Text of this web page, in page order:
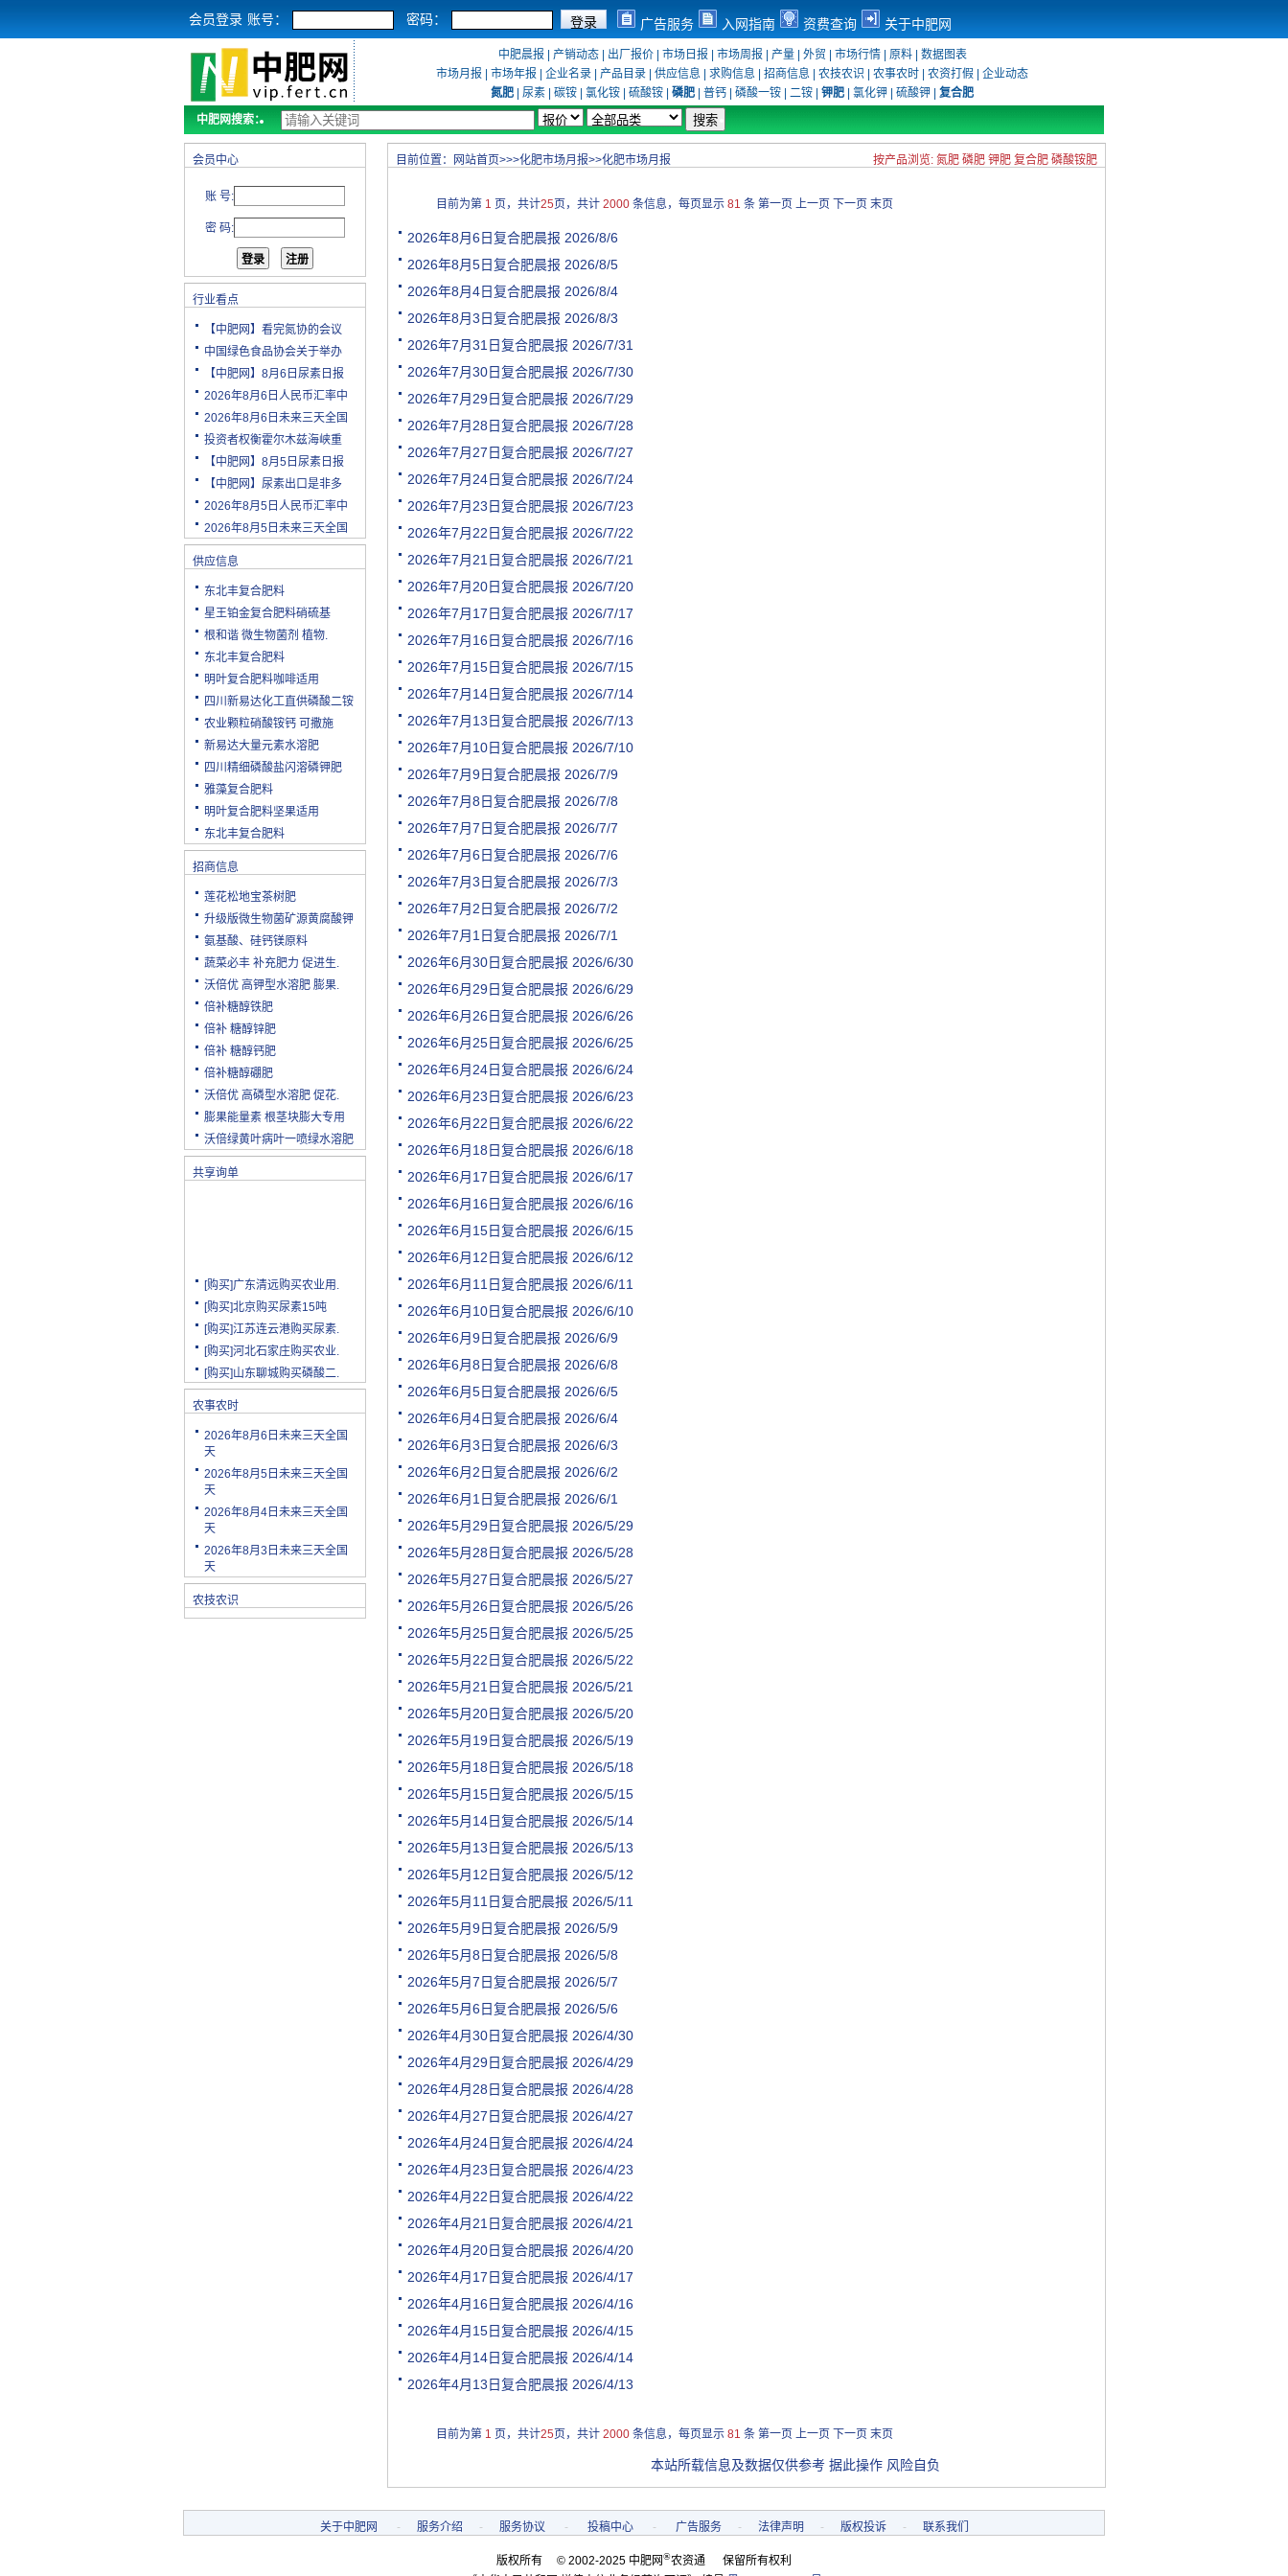
会员登录 账号： 密码： 广告服务 入网指南 资费查询 关于中肥网
中肥晨报 产销动态| 出厂报价| 市场日报 市场周报 产量| 外贸 市场行情| 原料| 数据图表
市场月报
市场年报 企业名录 产品目录 供应信息 求购信息 招商信息 农技农识 农事农时 农资打假
企业动态
氮肥
尿素 碳铵 氯化铵 硫酸铵 磷肥 普钙 磷酸一铵 二铵 钾肥 氯化钾 硫酸钾
复合肥
中肥网搜索：
会员中心
账 号:
密 码:
行业看点
【中肥网】看完氮协的会议
中国绿色食品协会关于举办
【中肥网】8月6日尿素日报
2026年8月6日人民币汇率中
2026年8月6日未来三天全国
投资者权衡霍尔木兹海峡重
【中肥网】8月5日尿素日报
【中肥网】尿素出口是非多
2026年8月5日人民币汇率中
2026年8月5日未来三天全国
供应信息
东北丰复合肥料
星王铂金复合肥料硝硫基
根和谐 微生物菌剂 植物.
东北丰复合肥料
明叶复合肥料咖啡适用
四川新易达化工直供磷酸二铵
农业颗粒硝酸铵钙 可撒施
新易达大量元素水溶肥
四川精细磷酸盐闪溶磷钾肥
雅藻复合肥料
明叶复合肥料坚果适用
东北丰复合肥料
招商信息
莲花松地宝茶树肥
升级版微生物菌矿源黄腐酸钾
氨基酸、硅钙镁原料
蔬菜必丰 补充肥力 促进生.
沃倍优 高钾型水溶肥 膨果.
倍补糖醇铁肥
倍补 糖醇锌肥
倍补 糖醇钙肥
倍补糖醇硼肥
沃倍优 高磷型水溶肥 促花.
膨果能量素 根茎块膨大专用
沃倍绿黄叶病叶一喷绿水溶肥
共享询单
[购买]北京购买尿素15吨
[购买]江苏连云港购买尿素.
[购买]河北石家庄购买农业.
[购买]山东聊城购买磷酸二.
[购买]陕西渭南购买小麦配.
[购买]云南玉溪购买尿素10.
[购买]山东潍坊购买复合肥.
[购买]河南安阳购买二铵20.
[购买]四川绵阳购买尿素2.
[购买]天津购买小颗粒尿素.
[购买]内蒙古购买复合肥10.
[购买]天津购买大颗粒尿素.
[购买]河南新乡购买冲施肥.
[购买]山东济宁购买尿素10.
[代理]陕西渭南代理小麦配.
[购买]湖北襄阳购买氯化铵.
[购买]安徽购买有机肥料5.
农事农时
2026年8月6日未来三天全国
天
2026年8月5日未来三天全国
天
2026年8月4日未来三天全国
天
2026年8月3日未来三天全国
天
农技农识
目前位置： 网站首页>>>化肥市场月报>>化肥市场月报 按产品浏览: 氮肥 磷肥 钾肥 复合肥 磷酸铵肥
目前为第 1 页，共计25 页，共计 2000条信息，每页显示 81 条 第一页 上一页 下一页 末页
2026年8月6日复合肥晨报 2026/8/6
2026年8月5日复合肥晨报 2026/8/5
2026年8月4日复合肥晨报 2026/8/4
2026年8月3日复合肥晨报 2026/8/3
2026年7月31日复合肥晨报 2026/7/31
2026年7月30日复合肥晨报 2026/7/30
2026年7月29日复合肥晨报 2026/7/29
2026年7月28日复合肥晨报 2026/7/28
2026年7月27日复合肥晨报 2026/7/27
2026年7月24日复合肥晨报 2026/7/24
2026年7月23日复合肥晨报 2026/7/23
2026年7月22日复合肥晨报 2026/7/22
2026年7月21日复合肥晨报 2026/7/21
2026年7月20日复合肥晨报 2026/7/20
2026年7月17日复合肥晨报 2026/7/17
2026年7月16日复合肥晨报 2026/7/16
2026年7月15日复合肥晨报 2026/7/15
2026年7月14日复合肥晨报 2026/7/14
2026年7月13日复合肥晨报 2026/7/13
2026年7月10日复合肥晨报 2026/7/10
2026年7月9日复合肥晨报 2026/7/9
2026年7月8日复合肥晨报 2026/7/8
2026年7月7日复合肥晨报 2026/7/7
2026年7月6日复合肥晨报 2026/7/6
2026年7月3日复合肥晨报 2026/7/3
2026年7月2日复合肥晨报 2026/7/2
2026年7月1日复合肥晨报 2026/7/1
2026年6月30日复合肥晨报 2026/6/30
2026年6月29日复合肥晨报 2026/6/29
2026年6月26日复合肥晨报 2026/6/26
2026年6月25日复合肥晨报 2026/6/25
2026年6月24日复合肥晨报 2026/6/24
2026年6月23日复合肥晨报 2026/6/23
2026年6月22日复合肥晨报 2026/6/22
2026年6月18日复合肥晨报 2026/6/18
2026年6月17日复合肥晨报 2026/6/17
2026年6月16日复合肥晨报 2026/6/16
2026年6月15日复合肥晨报 2026/6/15
2026年6月12日复合肥晨报 2026/6/12
2026年6月11日复合肥晨报 2026/6/11
2026年6月10日复合肥晨报 2026/6/10
2026年6月9日复合肥晨报 2026/6/9
2026年6月8日复合肥晨报 2026/6/8
2026年6月5日复合肥晨报 2026/6/5
2026年6月4日复合肥晨报 2026/6/4
2026年6月3日复合肥晨报 2026/6/3
2026年6月2日复合肥晨报 2026/6/2
2026年6月1日复合肥晨报 2026/6/1
2026年5月29日复合肥晨报 2026/5/29
2026年5月28日复合肥晨报 2026/5/28
2026年5月27日复合肥晨报 2026/5/27
2026年5月26日复合肥晨报 2026/5/26
2026年5月25日复合肥晨报 2026/5/25
2026年5月22日复合肥晨报 2026/5/22
2026年5月21日复合肥晨报 2026/5/21
2026年5月20日复合肥晨报 2026/5/20
2026年5月19日复合肥晨报 2026/5/19
2026年5月18日复合肥晨报 2026/5/18
2026年5月15日复合肥晨报 2026/5/15
2026年5月14日复合肥晨报 2026/5/14
2026年5月13日复合肥晨报 2026/5/13
2026年5月12日复合肥晨报 2026/5/12
2026年5月11日复合肥晨报 2026/5/11
2026年5月9日复合肥晨报 2026/5/9
2026年5月8日复合肥晨报 2026/5/8
2026年5月7日复合肥晨报 2026/5/7
2026年5月6日复合肥晨报 2026/5/6
2026年4月30日复合肥晨报 2026/4/30
2026年4月29日复合肥晨报 2026/4/29
2026年4月28日复合肥晨报 2026/4/28
2026年4月27日复合肥晨报 2026/4/27
2026年4月24日复合肥晨报 2026/4/24
2026年4月23日复合肥晨报 2026/4/23
2026年4月22日复合肥晨报 2026/4/22
2026年4月21日复合肥晨报 2026/4/21
2026年4月20日复合肥晨报 2026/4/20
2026年4月17日复合肥晨报 2026/4/17
2026年4月16日复合肥晨报 2026/4/16
2026年4月15日复合肥晨报 2026/4/15
2026年4月14日复合肥晨报 2026/4/14
2026年4月13日复合肥晨报 2026/4/13
目前为第 1 页，共计25 页，共计 2000条信息，每页显示 81 条 第一页 上一页 下一页 末页
本站所载信息及数据仅供参考 据此操作 风险自负
关于中肥网 - 服务介绍 - 服务协议 - 投稿中心 - 广告服务 - 法律声明 - 版权投诉 - 联系我们
版权所有 © 2002-2025 中肥网®农资通 保留所有权利